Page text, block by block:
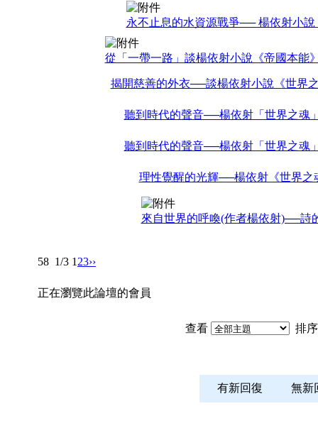
永不止息的水資源戰爭── 楊依射小說
從「一帶一路」談楊依射小說《帝國本能
揭開慈善的外衣──談楊依射小說《世界
聽到時代的聲音──楊依射「世界之魂
聽到時代的聲音──楊依射「世界之魂
理性覺醒的光輝──楊依射《世界之
來自世界的呼喚(作者楊依射)──詩
58 1/3 1 23››
正在瀏覽此論壇的會員
查看 排
有新回復 無